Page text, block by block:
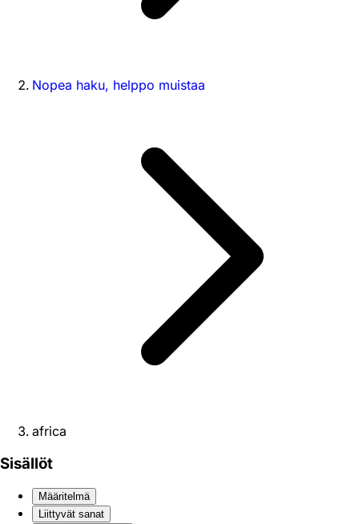
Nopea haku, helppo muistaa
africa
Sisällöt
Määritelmä
Liittyvät sanat